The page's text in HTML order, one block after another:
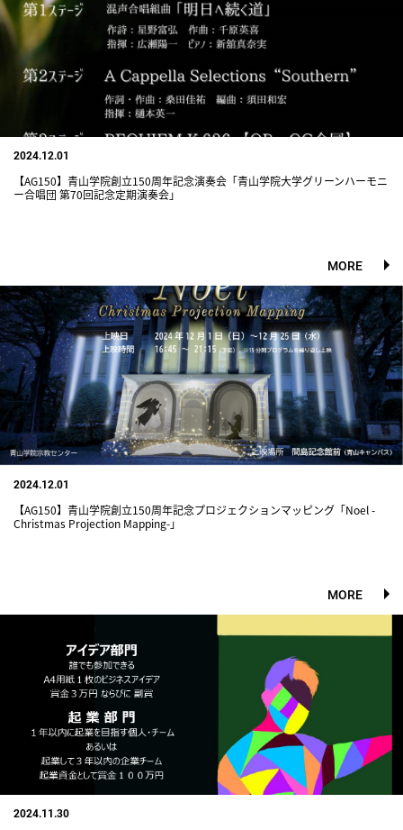
2024.12.01
【AG150】青山学院創立150周年記念演奏会「青山学院大学グリーンハーモニ
ー合唱団 第70回記念定期演奏会」
MORE
2024.12.01
【AG150】青山学院創立150周年記念プロジェクションマッピング「Noel -
Christmas Projection Mapping-」
MORE
2024.11.30